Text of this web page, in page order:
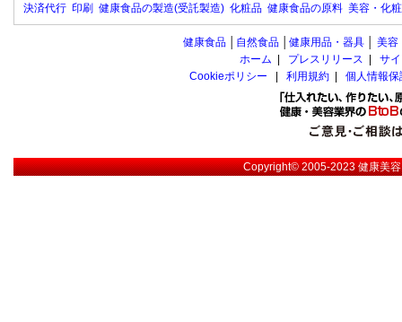
決済代行 印刷 健康食品の製造(受託製造) 化粧品 健康食品の原料 美容・化
健康食品 自然食品 健康用品・器具 美容
ホーム
プレスリリース
サ
Cookieポリシー
利用規約 個人情報
Copyright© 2005-2023健康美